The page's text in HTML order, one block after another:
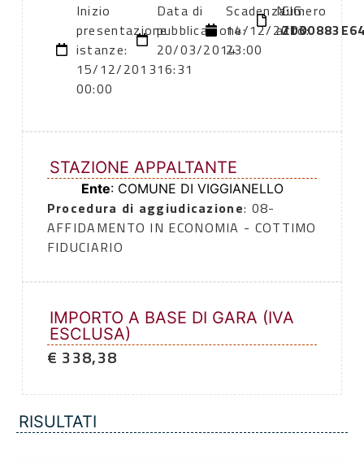
Inizio
presentazione
istanze:
15/12/2013
00:00
Data di
pubblicazione:
20/03/2014
16:31
Scadenza:
14/12/2013
23:00
Numero
atto:
CIG:
STAZIONE APPALTANTE
Ente: COMUNE DI VIGGIANELLO
Procedura di aggiudicazione: 08-
AFFIDAMENTO IN ECONOMIA - COTTIMO
FIDUCIARIO
IMPORTO A BASE DI GARA (IVA
ESCLUSA)
€ 338,38
RISULTATI